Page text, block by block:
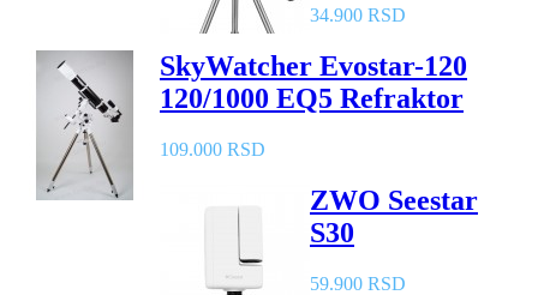
34.900 RSD
SkyWatcher Evostar-120
120/1000 EQ5 Refraktor
109.000 RSD
ZWO Seestar
S30
59.900 RSD